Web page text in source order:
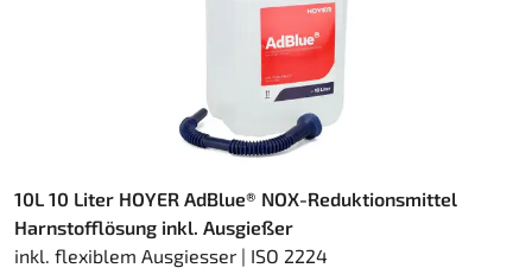
10L 10 Liter HOYER AdBlue® NOX-Reduktionsmittel
Harnstofflösung inkl. Ausgießer
inkl. flexiblem Ausgiesser | ISO 2224